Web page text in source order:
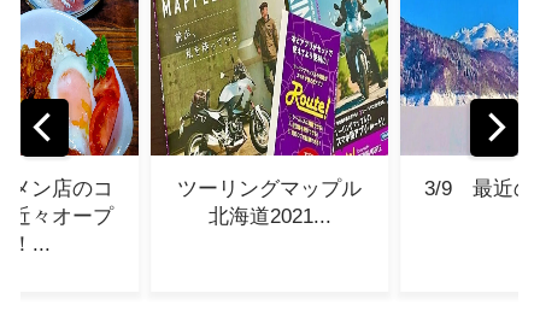
グマップル
道2021...
3/9 最近の出来事...
函館ラッ